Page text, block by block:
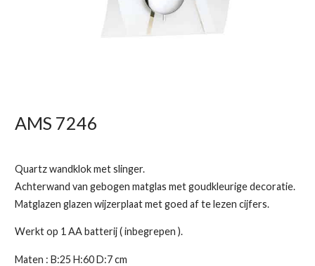
AMS 7246
Quartz wandklok met slinger.
Achterwand van gebogen matglas met goudkleurige decoratie.
Matglazen glazen wijzerplaat met goed af te lezen cijfers.
Werkt op 1 AA batterij ( inbegrepen ).
Maten : B:25 H:60 D:7 cm